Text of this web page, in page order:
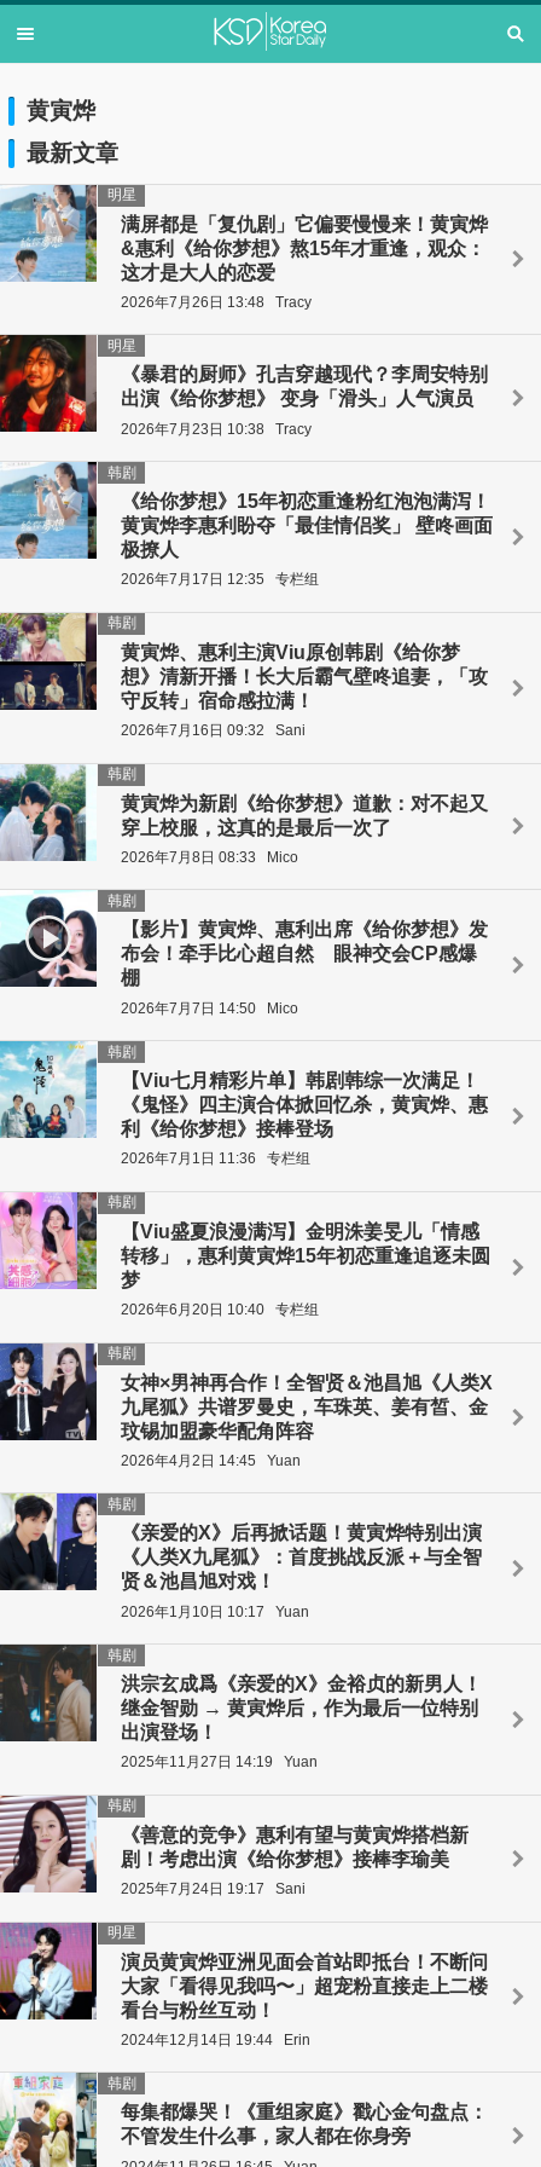
黄寅烨
最新文章
满屏都是「复仇剧」它偏要慢慢来！黄寅烨
&惠利《给你梦想》熬15年才重逢，观众：
这才是大人的恋爱
明星
2026年7月26日 13:48 Tracy
《暴君的厨师》孔吉穿越现代？李周安特别
出演《给你梦想》 变身「滑头」人气演员
明星
2026年7月23日 10:38 Tracy
《给你梦想》15年初恋重逢粉红泡泡满泻！
黄寅烨李惠利盼夺「最佳情侣奖」 壁咚画面
极撩人
韩剧
2026年7月17日 12:35 专栏组
黄寅烨、惠利主演Viu原创韩剧《给你梦
想》清新开播！长大后霸气壁咚追妻，「攻
守反转」宿命感拉满！
韩剧
2026年7月16日 09:32 Sani
黄寅烨为新剧《给你梦想》道歉：对不起又
穿上校服，这真的是最后一次了
韩剧
2026年7月8日 08:33 Mico
【影片】黄寅烨、惠利出席《给你梦想》发
布会！牵手比心超自然 眼神交会CP感爆
棚
韩剧
2026年7月7日 14:50 Mico
【Viu七月精彩片单】韩剧韩综一次满足！
《鬼怪》四主演合体掀回忆杀，黄寅烨、惠
利《给你梦想》接棒登场
韩剧
2026年7月1日 11:36 专栏组
【Viu盛夏浪漫满泻】金明洙姜旻儿「情感
转移」，惠利黄寅烨15年初恋重逢追逐未圆
梦
韩剧
2026年6月20日 10:40 专栏组
女神×男神再合作！全智贤＆池昌旭《人类X
九尾狐》共谱罗曼史，车珠英、姜有皙、金
玟锡加盟豪华配角阵容
韩剧
2026年4月2日 14:45 Yuan
《亲爱的X》后再掀话题！黄寅烨特别出演
《人类X九尾狐》：首度挑战反派＋与全智
贤＆池昌旭对戏！
韩剧
2026年1月10日 10:17 Yuan
洪宗玄成爲《亲爱的X》金裕贞的新男人！
继金智勋 → 黄寅烨后，作为最后一位特别
出演登场！
韩剧
2025年11月27日 14:19 Yuan
《善意的竞争》惠利有望与黄寅烨搭档新
剧！考虑出演《给你梦想》接棒李瑜美
韩剧
2025年7月24日 19:17 Sani
演员黄寅烨亚洲见面会首站即抵台！不断问
大家「看得见我吗〜」超宠粉直接走上二楼
看台与粉丝互动！
明星
2024年12月14日 19:44 Erin
每集都爆哭！《重组家庭》戳心金句盘点：
不管发生什么事，家人都在你身旁
韩剧